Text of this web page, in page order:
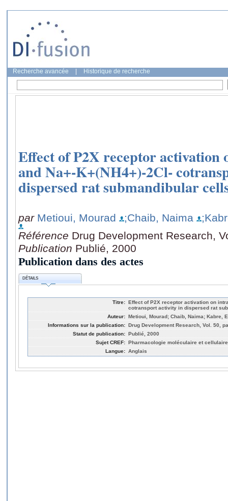
Recherche avancée Historique de recherche
Effect of P2X receptor
and Na+-K+(NH4+)-2Cl-
dispersed rat submandibular
par Metioui, Mourad ;Chaib, Naima
Référence Drug Development Research,
Publication Publié, 2000
Publication dans des actes
DÉTAILS
Titre: Effect of P2X receptor activation on
cotransport activity in dispersed rat
Auteur: Metioui, Mourad; Chaib, Naima; Kabre,
Informations sur la publication: Drug Development Research, Vol. 50,
Statut de publication: Publié, 2000
Sujet CREF: Pharmacologie moléculaire et cellulaire
Langue: Anglais